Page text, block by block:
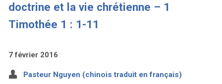
doctrine et la vie chrétienne – 1
Timothée 1 : 1-11
7 février 2016
Pasteur Nguyen (chinois traduit en français)